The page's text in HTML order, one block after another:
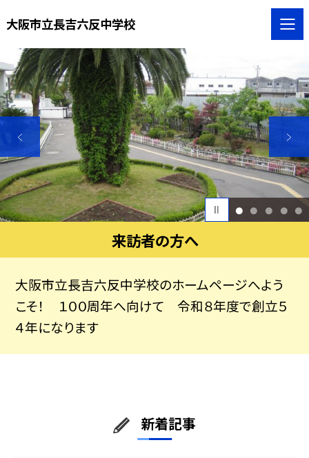
大阪市立長吉六反中学校
1 2 3 4 5
来訪者の方へ
大阪市立長吉六反中学校のホームページへよう
こそ！ １００周年へ向けて 令和８年度で創立５
４年になります
新着記事